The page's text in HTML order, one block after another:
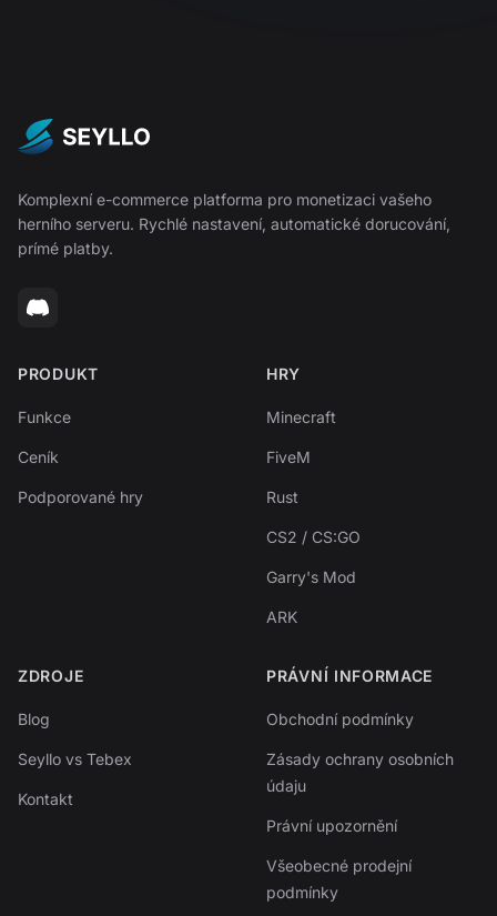
Komplexní e-commerce platforma pro monetizaci vašeho
herního serveru. Rychlé nastavení, automatické dorucování,
prímé platby.
PRODUKT
Funkce
Ceník
Podporované hry
HRY
Minecraft
FiveM
Rust
CS2 / CS:GO
Garry's Mod
ARK
ZDROJE
Blog
Seyllo vs Tebex
Kontakt
PRÁVNÍ INFORMACE
Obchodní podmínky
Zásady ochrany osobních
údaju
Právní upozornění
Všeobecné prodejní
podmínky